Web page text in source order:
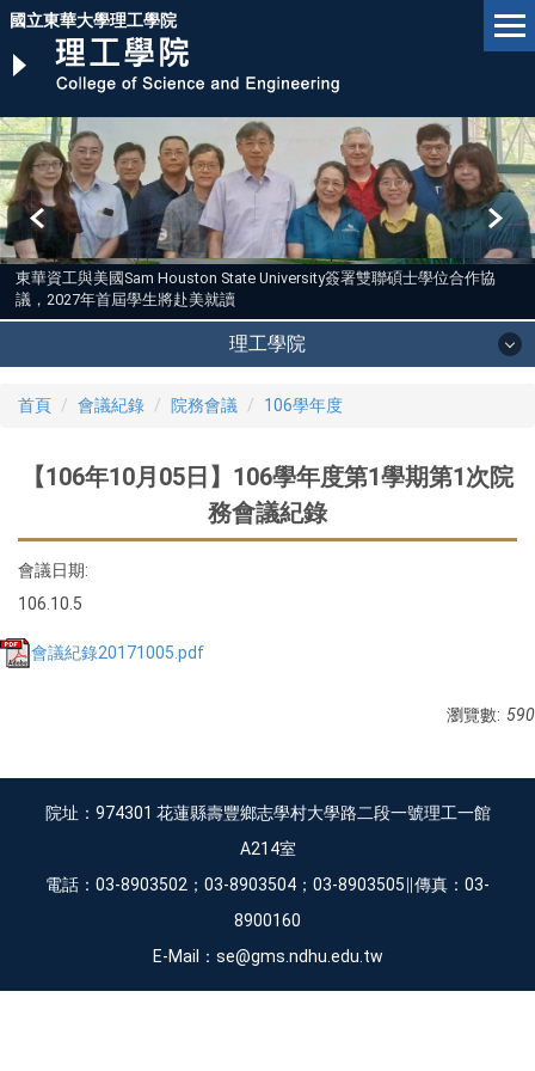
跳
主
內
容
區
國立東華大學理工學院
東華資工與美國Sam Houston State University簽署雙聯碩士學位合作協
議，2027年首屆學生將赴美就讀
理工學院
首頁 會議紀錄 院務會議 106學年度
【106年10月05日】106學年度第1學期第1次院
務會議紀錄
會議日期:
106.10.5
會議紀錄20171005.pdf
瀏覽數: 590
院址：974301 花蓮縣壽豐鄉志學村大學路二段一號理工一館
A214室
電話：03-8903502；03-8903504；03-8903505∥傳真：03-
8900160
E-Mail：se@gms.ndhu.edu.tw